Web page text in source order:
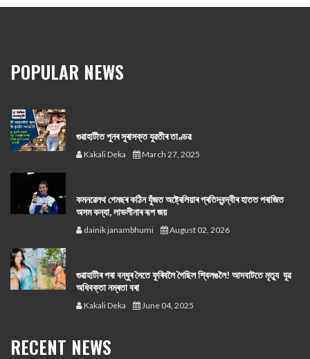
POPULAR NEWS
গুৱাহাটীত পুনৰ সুৰাসক্ত যুৱতীৰ তাণ্ডৱ
Kakali Deka March 27, 2025
কমনৱেলথ গেমছৰ কঠিন যুঁজত অষ্ট্ৰেলিয়াৰ প্ৰতিদ্বন্দ্বীৰ হাতত পৰাজিত
অসম কন্যা, লাভলীনাৰ ৰূপ জয়
dainik janambhumi August 02, 2026
গুৱাহাটীৰ পৰা বন্ধুৰ সৈতে ফুৰিবলৈ গৈছিল শ্বিলঙলৈ! আদবাটতে মৃত্যু যুৱ
অধিবক্তা নম্ৰতা বৰা
Kakali Deka June 04, 2025
RECENT NEWS